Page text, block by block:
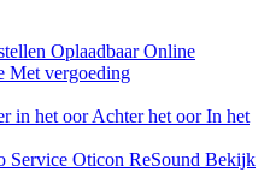
OplaadbaarOnline
Met vergoeding
in het oorAchter het oorIn het
Service Oticon ReSound Bekijk